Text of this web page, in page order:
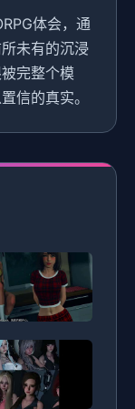
体会，通
未有的沉浸
完整个模
信的真实。